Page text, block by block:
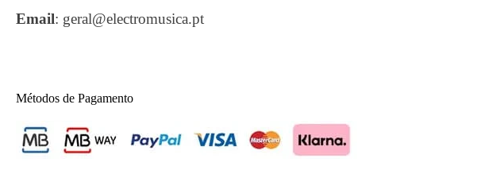
Email: geral@electromusica.pt
Métodos de Pagamento